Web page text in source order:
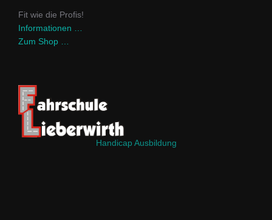
Fit wie die Profis!
Informationen …
Zum Shop …
Handicap Ausbildung